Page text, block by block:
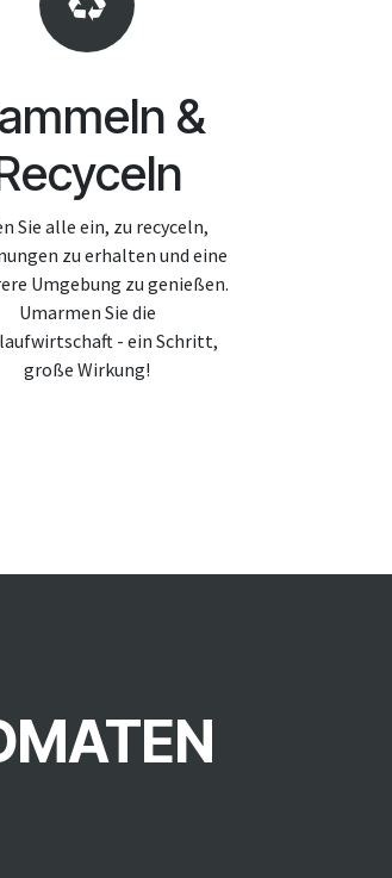
&
Sie alle ein, zu recyceln,
zu erhalten und eine
Umgebung zu genießen.
Umarmen Sie die
- ein Schritt,
große Wirkung!